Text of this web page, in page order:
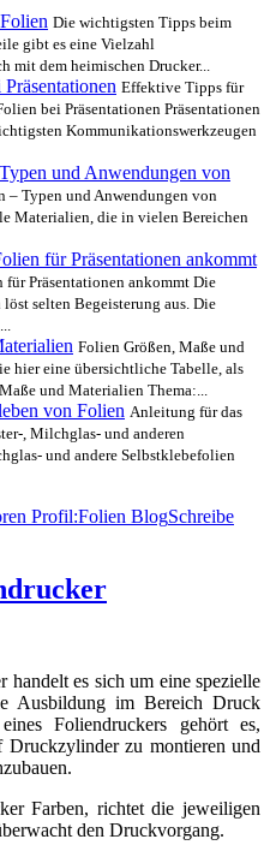
Die wichtigsten Tipps beim
gibt es eine Vielzahl
mit dem heimischen Drucker...
Effektive Tipps für
bei Präsentationen Präsentationen
Kommunikationswerkzeugen
und Anwendungen von
– Typen und Anwendungen von
Materialien, die in vielen Bereichen
für Präsentationen ankommt
Präsentationen ankommt Die
selten Begeisterung aus. Die
Folien Größen, Maße und
hier eine übersichtliche Tabelle, als
und Materialien Thema:...
von Folien Anleitung für das
, Milchglas- und anderen
und andere Selbstklebefolien
Profil:Kategorien
Folien BlogSchreibe
es sich um eine spezielle
Ausbildung im Bereich Druck
Foliendruckers gehört es,
Druckzylinder zu montieren und
Farben, richtet die jeweiligen
den Druckvorgang.